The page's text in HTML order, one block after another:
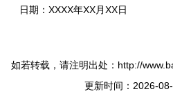
日期：XXXX年XX月XX日
如若转载，请注明出处：http://
更新时间：2026-